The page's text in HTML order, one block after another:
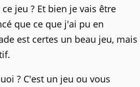
jeu ? Et bien je vais être
que ce que j'ai pu en
est certes un beau jeu, mais
? C'est un jeu ou vous